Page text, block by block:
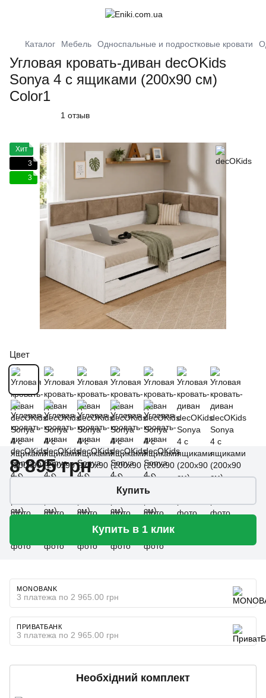
Каталог Мебель Односпальные и подростковые кровати
Угловая кровать-диван decOKids
Sonya 4 с ящиками (200х90 см)
Color1
1 отзыв
Хит
3
3
Цвет
8 895 грн
Купить
Купить в 1 клик
MONOBANK
3 платежа по 2 965.00 грн
ПРИВАТБАНК
3 платежа по 2 965.00 грн
Необхідний комплект